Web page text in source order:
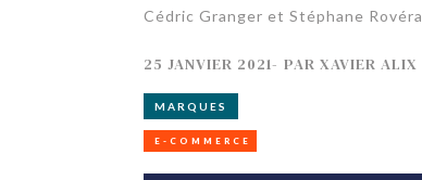
Cédric Granger et Stéphane
25 JANVIER 2021- PARXAVIER ALIX
MARQUES
E-COMMERCE